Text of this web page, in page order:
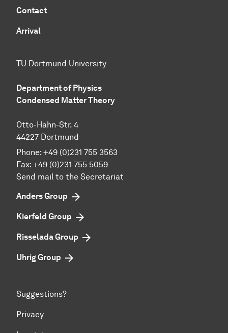
Contact
Arrival
TU Dortmund University
Department of Physics
Condensed Matter Theory
Otto-Hahn-Str. 4
44227 Dortmund
Phone: +49 (0)231 755 3563
Fax: +49 (0)231 755 5059
Send mail to the Secretariat
Anders Group
Kierfeld Group
Risselada Group
Uhrig Group
Suggestions?
Privacy